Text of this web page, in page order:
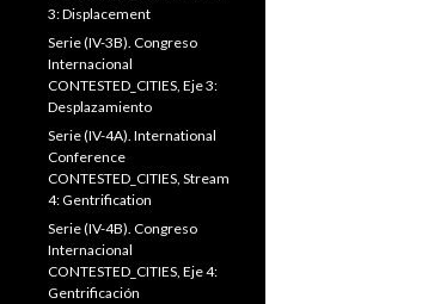
3: Displacement
Serie (IV-3B). Congreso
Internacional
CONTESTED_CITIES, Eje 3:
Desplazamiento
Serie (IV-4A). International
Conference
CONTESTED_CITIES, Stream
4: Gentrification
Serie (IV-4B). Congreso
Internacional
CONTESTED_CITIES, Eje 4:
Gentrificación